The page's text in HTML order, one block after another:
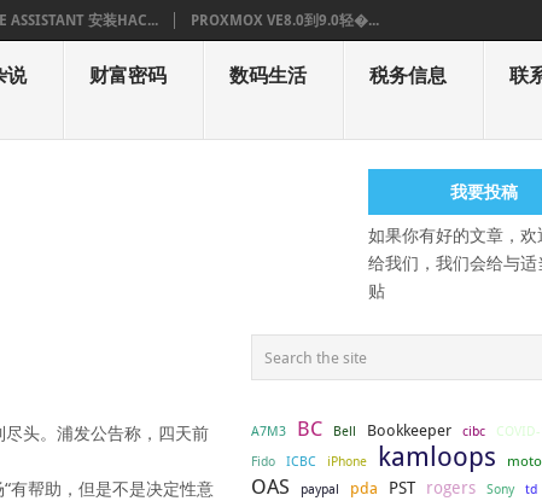
ASSISTANT 安装HAC... PROXMOX VE8.0到9.0轻�...
说 财富密码 数码生活 税务信息 联
我要投稿
如果你有好的文章，欢
给我们，我们会给与适
贴
头。浦发公告称，四天前
帮助，但是不是决定性意
A7M3 BC Bell Bookkeeper cibc
Fido
ICBC iPhone kamloops moto
OAS paypal pda PST rogers Sony td